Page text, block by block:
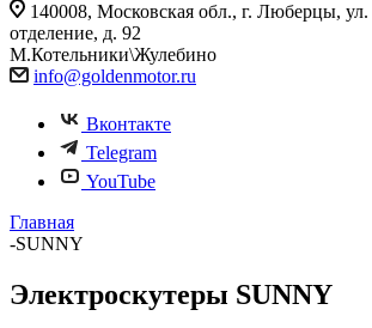
140008, Московская обл., г. Люберцы, ул.
отделение, д. 92
М.Котельники\Жулебино
info@goldenmotor.ru
Вконтакте
Telegram
YouTube
Главная
-SUNNY
Электроскутеры SUNNY